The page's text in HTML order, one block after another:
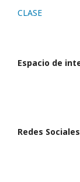
CLASE
Espacio de
Redes Sociales